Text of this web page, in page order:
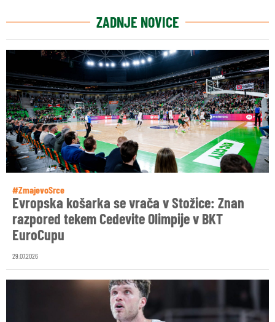
ZADNJE NOVICE
#ZmajevoSrce
Evropska košarka se vrača v Stožice: Znan
razpored tekem Cedevite Olimpije v BKT
EuroCupu
29.07.2026